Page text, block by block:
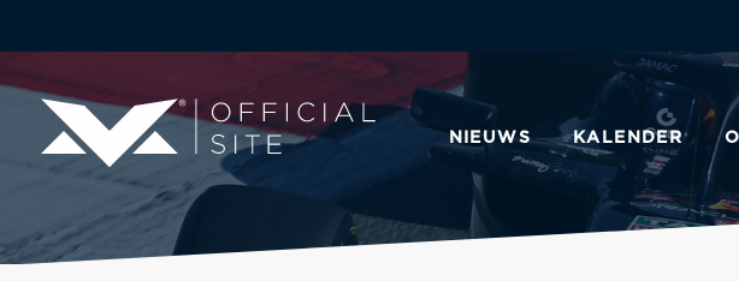
NIEUWS KALENDER